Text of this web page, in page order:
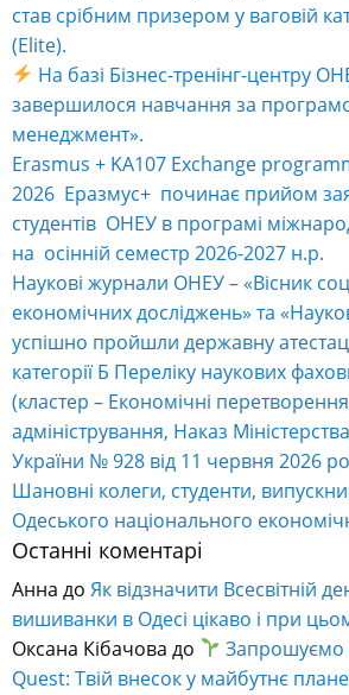
став срібним призером у ваговій
(Elite).
На базі Бізнес-тренінг-центру
завершилося навчання за
менеджмент».
Erasmus + KA107 Exchange
2026 Еразмус+ починає прийом
студентів ОНЕУ в програмі
на осінній семестр 2026-2027 н.р.
Наукові журнали ОНЕУ – «Вісник
економічних досліджень» та
успішно пройшли державну
категорії Б Переліку наукових
(кластер – Економічні
адміністрування, Наказ
України № 928 від 11 червня 2026
Шановні колеги, студенти,
Одеського національного
Останні коментарі
Анна до Як відзначити Всесвітній
вишиванки в Одесі цікаво і при
Оксана Кібачова до
Запрошуємо
Quest: Твій внесок у майбутнє